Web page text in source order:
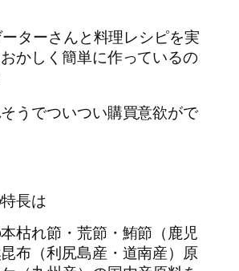
ーターさんと料理レシピを実
かしく簡単に作っているの
うでついつい購買意欲がで
長は
枯れ節・荒節・鮪節（鹿児
布（利尻島産・道南産）原